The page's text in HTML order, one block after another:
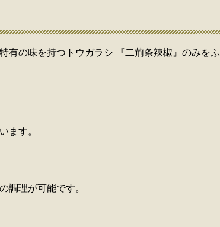
有の味を持つトウガラシ 『二荊条辣椒』のみをふ
ます。
調理が可能です。